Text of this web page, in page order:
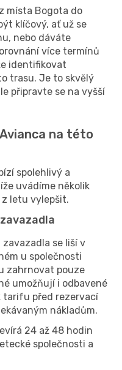
místa Bogota do
klíčový, ať už se
nebo dáváte
více termínů
identifikovat
trasu. Je to skvělý
připravte se na vyšší
na této
spolehlivý a
uvádíme několik
letu vylepšit.
se liší v
u společnosti
zahrnovat pouze
umožňují i odbavené
tarifu před rezervací
nákladům.
24 až 48 hodin
společnosti a